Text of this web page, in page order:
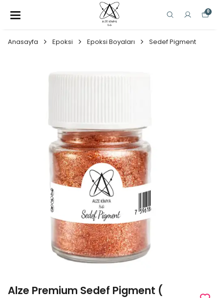
0
Anasayfa Epoksi Epoksi Boyaları Sedef Pigment
Alze Premium Sedef Pigment (